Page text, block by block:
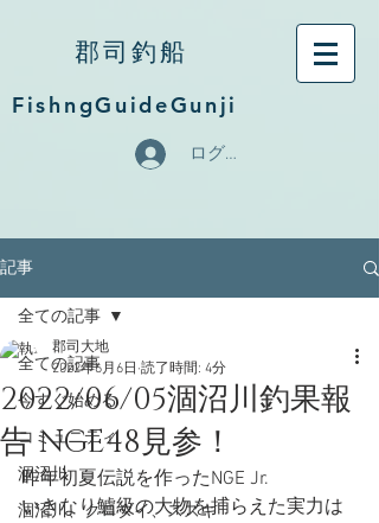
郡司釣船
FishngGuideGunji
ログイン
記事
全ての記事
今すぐ始める
コミュニティ
涸沼川
涸沼川、クロダイ、スズキ
全ての記事
2022/06/05涸沼川釣果報
告 NGE48見参！
郡司大地
2022年6月6日 読了時間: 4分
昨年初夏伝説を作ったNGE Jr.
いきなり鱸級の大物を捕らえた実力は